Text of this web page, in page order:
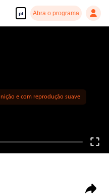
pt Abra o programa